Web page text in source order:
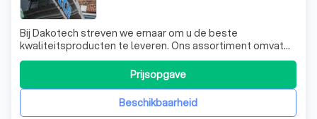
Bij Dakotech streven we ernaar om u de beste
kwaliteitsproducten te leveren. Ons assortiment omvat
kunststof ramen en kozijnen van het Duitse A-merk
KOCHS, voordeuren, schuifdeuren, dakkapellen en
raambekleding. Deze zijn verkrijgbaar in een breed scala
aan stijlen, kleuren, materialen en afwerkinge
Beschikbaarheid
Prijsopgave